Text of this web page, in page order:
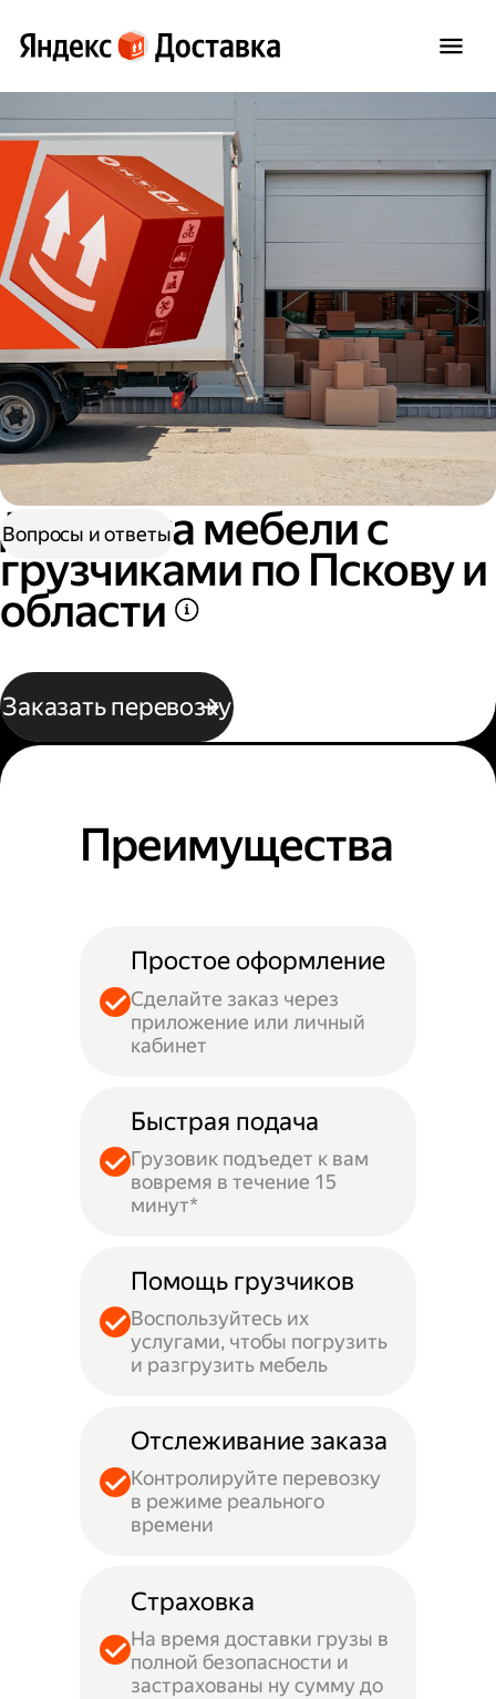
Доставка мебели с
грузчиками по Пскову и
области
Заказать перевозку
Вопросы и ответы
Преимущества
Простое оформление
Сделайте заказ через
приложение или личный
кабинет
Быстрая подача
Грузовик подъедет к вам
вовремя в течение 15
минут*
Помощь грузчиков
Воспользуйтесь их
услугами, чтобы погрузить
и разгрузить мебель
Отслеживание заказа
Контролируйте перевозку
в режиме реального
времени
Страховка
На время доставки грузы в
полной безопасности и
застрахованы ну сумму до